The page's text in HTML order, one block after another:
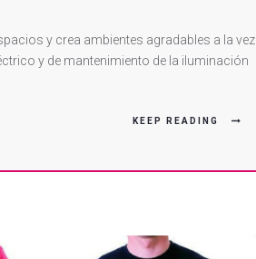
Led,
Más
y crea ambientes agradables a la vez
y de mantenimiento de la iluminación
KEEP READING